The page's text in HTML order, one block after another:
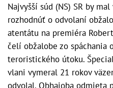
Najvyšší súd (NS) SR by
rozhodnúť o odvolaní
atentátu na premiéra
čelí obžalobe zo spáchania
teroristického útoku.
vlani vymeral 21 rokov
odvolal. Obhajoba odmieta